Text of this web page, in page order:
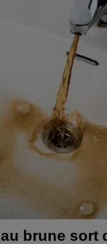
brune sort